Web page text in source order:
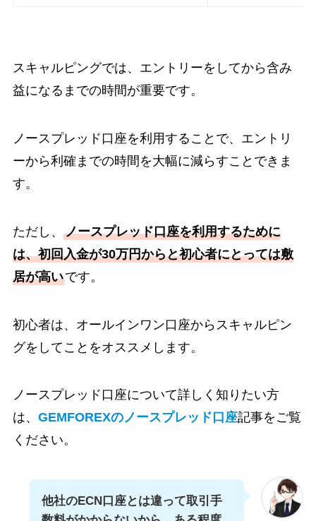
スキャルピングでは、エントリーをしてから含み
益になるまでの時間が重要です。
ノースプレッド口座を利用することで、エントリ
ーから利確までの時間を大幅に減らすことできま
す。
ただし、 ノースプレッド口座を利用するために
は、初回入金が30万円からと初心者にとっては敷
居が高いです。
初心者は、オールインワン口座からスキャルピン
グをしてことをオススメします。
ノースプレッド口座について詳しく知りたい方
は、 GEMFOREXのノースプレッド口座記事をご覧
ください。
他社のECN口座とは違って取引手